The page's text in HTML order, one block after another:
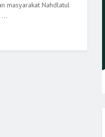
masyarakat Nahdlatul